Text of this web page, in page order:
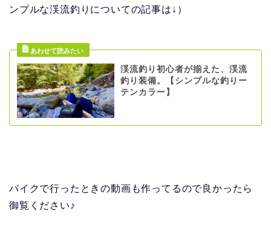
ンプルな渓流釣りについての記事は↓）
渓流釣り初心者が揃えた、渓流
釣り装備。【シンプルな釣りー
テンカラー】
バイクで行ったときの動画も作ってるので良かったら
御覧ください♪